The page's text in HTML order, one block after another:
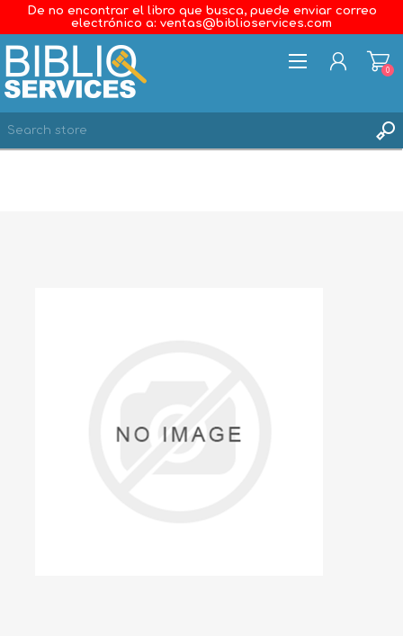
De no encontrar el libro que busca, puede enviar correo
electrónico a: ventas@biblioservices.com
0